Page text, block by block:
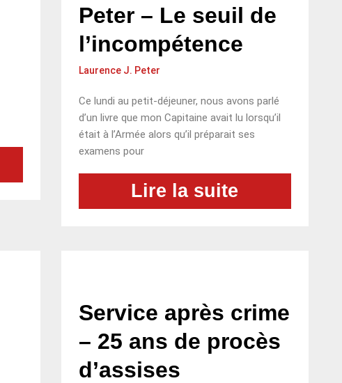
Peter – Le seuil de
l’incompétence
Laurence J. Peter
Ce lundi au petit-déjeuner, nous avons parlé
d’un livre que mon Capitaine avait lu lorsqu’il
était à l’Armée alors qu’il préparait ses
examens pour
Lire la suite
Service après crime
– 25 ans de procès
d’assises